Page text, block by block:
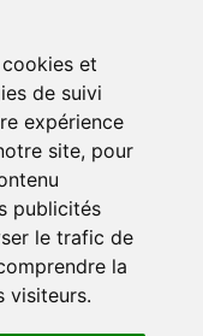
et
de suivi
expérience
site, pour
publicités
le trafic de
la
visiteurs.